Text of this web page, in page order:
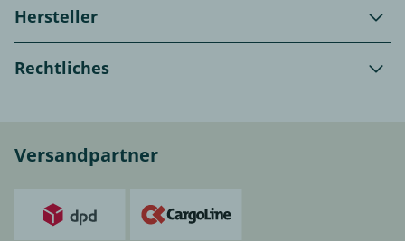
Hersteller
Rechtliches
Versandpartner